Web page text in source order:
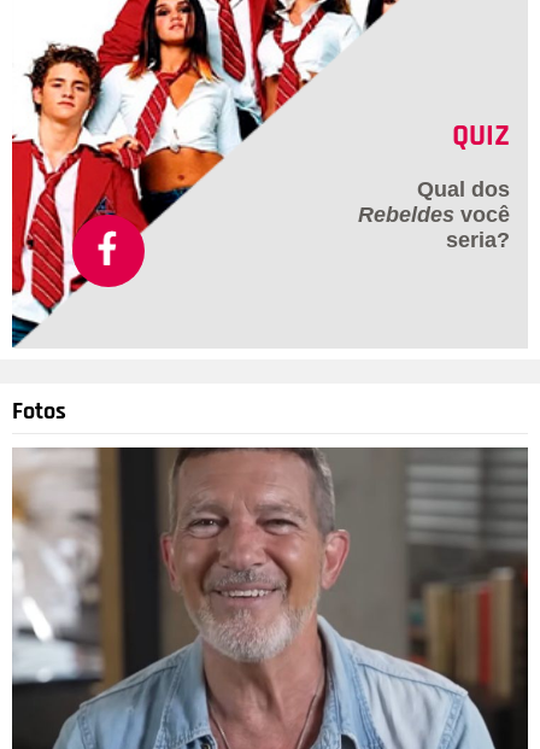
QUIZ
Qual dos
Rebeldes você
seria?
Fotos